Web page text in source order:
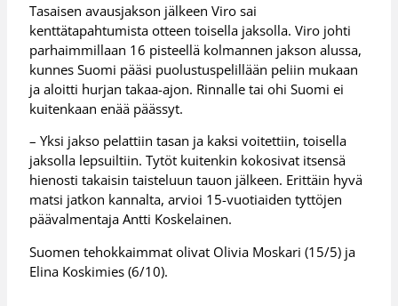
Tasaisen avausjakson jälkeen Viro sai
kenttätapahtumista otteen toisella jaksolla. Viro johti
parhaimmillaan 16 pisteellä kolmannen jakson alussa,
kunnes Suomi pääsi puolustuspelillään peliin mukaan
ja aloitti hurjan takaa-ajon. Rinnalle tai ohi Suomi ei
kuitenkaan enää päässyt.
– Yksi jakso pelattiin tasan ja kaksi voitettiin, toisella
jaksolla lepsuiltiin. Tytöt kuitenkin kokosivat itsensä
hienosti takaisin taisteluun tauon jälkeen. Erittäin hyvä
matsi jatkon kannalta, arvioi 15-vuotiaiden tyttöjen
päävalmentaja Antti Koskelainen.
Suomen tehokkaimmat olivat Olivia Moskari (15/5) ja
Elina Koskimies (6/10).